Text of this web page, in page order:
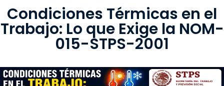
Condiciones Térmicas en el
Trabajo: Lo que Exige la NOM-
015-STPS-2001